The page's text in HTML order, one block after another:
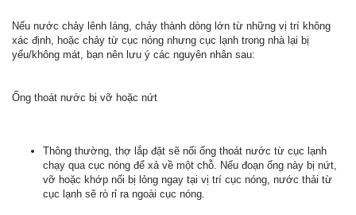
Nếu nước chảy lênh láng, chảy thành dòng lớn từ những vị trí không
xác định, hoặc chảy từ cục nóng nhưng cục lạnh trong nhà lại bị
yếu/không mát, bạn nên lưu ý các nguyên nhân sau:
Ống thoát nước bị vỡ hoặc nứt
Thông thường, thợ lắp đặt sẽ nối ống thoát nước từ cục lạnh
chạy qua cục nóng để xả về một chỗ. Nếu đoạn ống này bị nứt,
vỡ hoặc khớp nối bị lỏng ngay tại vị trí cục nóng, nước thải từ
cục lạnh sẽ rò rỉ ra ngoài cục nóng.